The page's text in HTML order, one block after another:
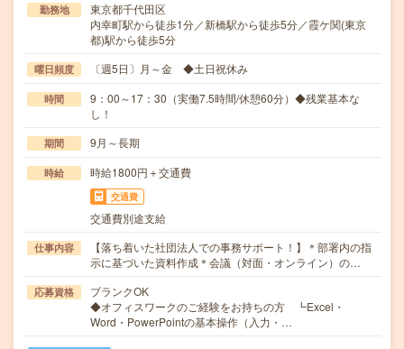
勤務地
東京都千代田区
内幸町駅から徒歩1分／新橋駅から徒歩5分／霞ケ関(東京
都)駅から徒歩5分
曜日頻度 〔週5日〕月～金 ◆土日祝休み
時間
9：00～17：30（実働7.5時間/休憩60分）◆残業基本な
し！
期間 9月～長期
時給 時給1800円＋交通費
交通費
交通費別途支給
仕事内容
【落ち着いた社団法人での事務サポート！】＊部署内の指
示に基づいた資料作成＊会議（対面・オンライン）の…
応募資格
ブランクOK
◆オフィスワークのご経験をお持ちの方 ┗Excel・
Word・PowerPointの基本操作（入力・…